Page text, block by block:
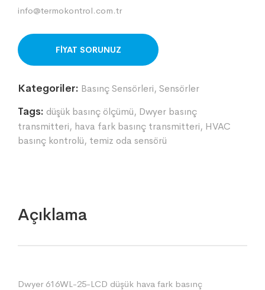
info@termokontrol.com.tr
ORDER ON WHATSAPP
Kategoriler: Basınç Sensörleri, Sensörler
Tags: düşük basınç ölçümü, Dwyer basınç
transmitteri, hava fark basınç transmitteri, HVAC
basınç kontrolü, temiz oda sensörü
Açıklama
Dwyer 616WL-25-LCD düşük hava fark basınç